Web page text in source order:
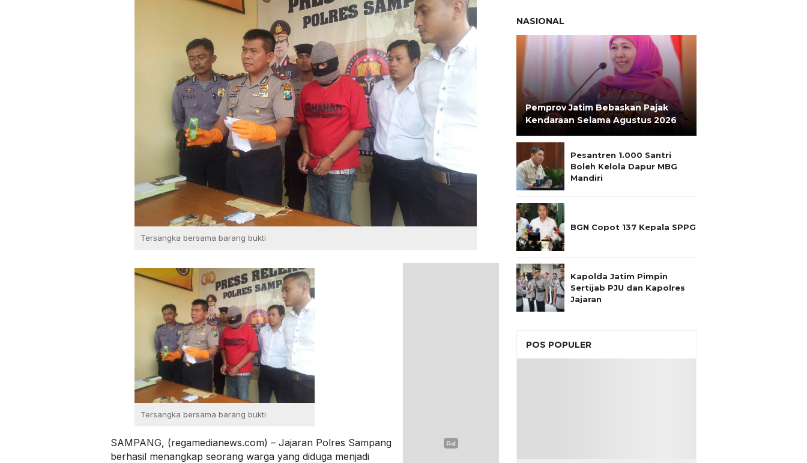
Tersangka bersama barang bukti
Tersangka bersama barang bukti
SAMPANG, (regamedianews.com) – Jajaran Polres Sampang
berhasil menangkap seorang warga yang diduga menjadi
NASIONAL
Pemprov Jatim Bebaskan Pajak
Kendaraan Selama Agustus 2026
Pesantren 1.000 Santri
Boleh Kelola Dapur MBG
Mandiri
BGN Copot 137 Kepala SPPG
Kapolda Jatim Pimpin
Sertijab PJU dan Kapolres
Jajaran
POS POPULER